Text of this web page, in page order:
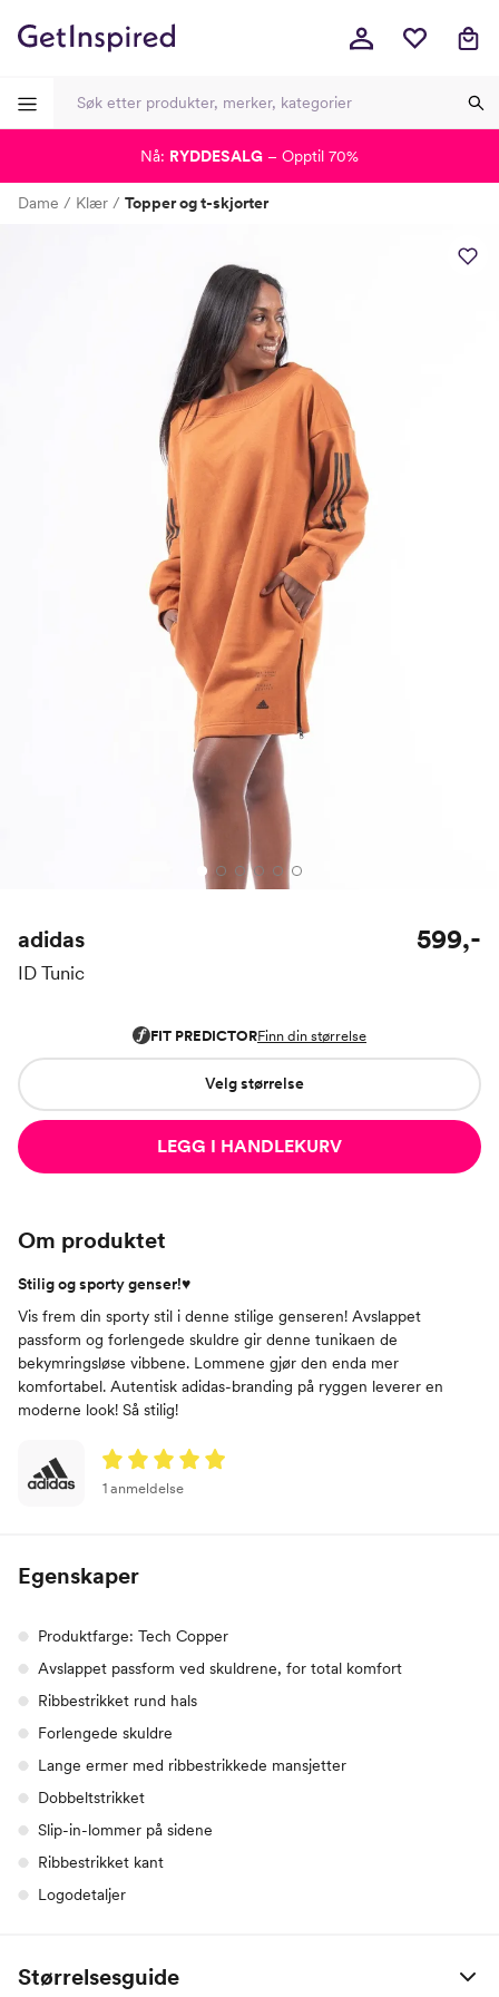
Dame Klær Topper og t-skjorter
adidas
ID Tunic
599,-
Velg størrelse
LEGG I HANDLEKURV
Om produktet
Stilig og sporty genser!♥
Vis frem din sporty stil i denne stilige genseren! Avslappet
passform og forlengede skuldre gir denne tunikaen de
bekymringsløse vibbene. Lommene gjør den enda mer
komfortabel. Autentisk adidas-branding på ryggen leverer en
moderne look! Så stilig!
1 anmeldelse
Egenskaper
Produktfarge: Tech Copper
Avslappet passform ved skuldrene, for total komfort
Ribbestrikket rund hals
Forlengede skuldre
Lange ermer med ribbestrikkede mansjetter
Dobbeltstrikket
Slip-in-lommer på sidene
Ribbestrikket kant
Logodetaljer
Størrelsesguide
Nå: RYDDESALG – Opptil 70%
-
-
-
-